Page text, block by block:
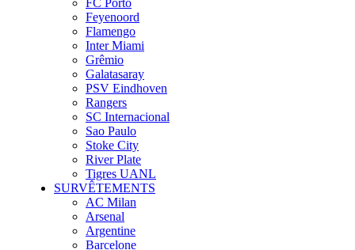
FC Porto
Feyenoord
Flamengo
Inter Miami
Grêmio
Galatasaray
PSV Eindhoven
Rangers
SC Internacional
Sao Paulo
Stoke City
River Plate
Tigres UANL
SURVÊTEMENTS
AC Milan
Arsenal
Argentine
Barcelone